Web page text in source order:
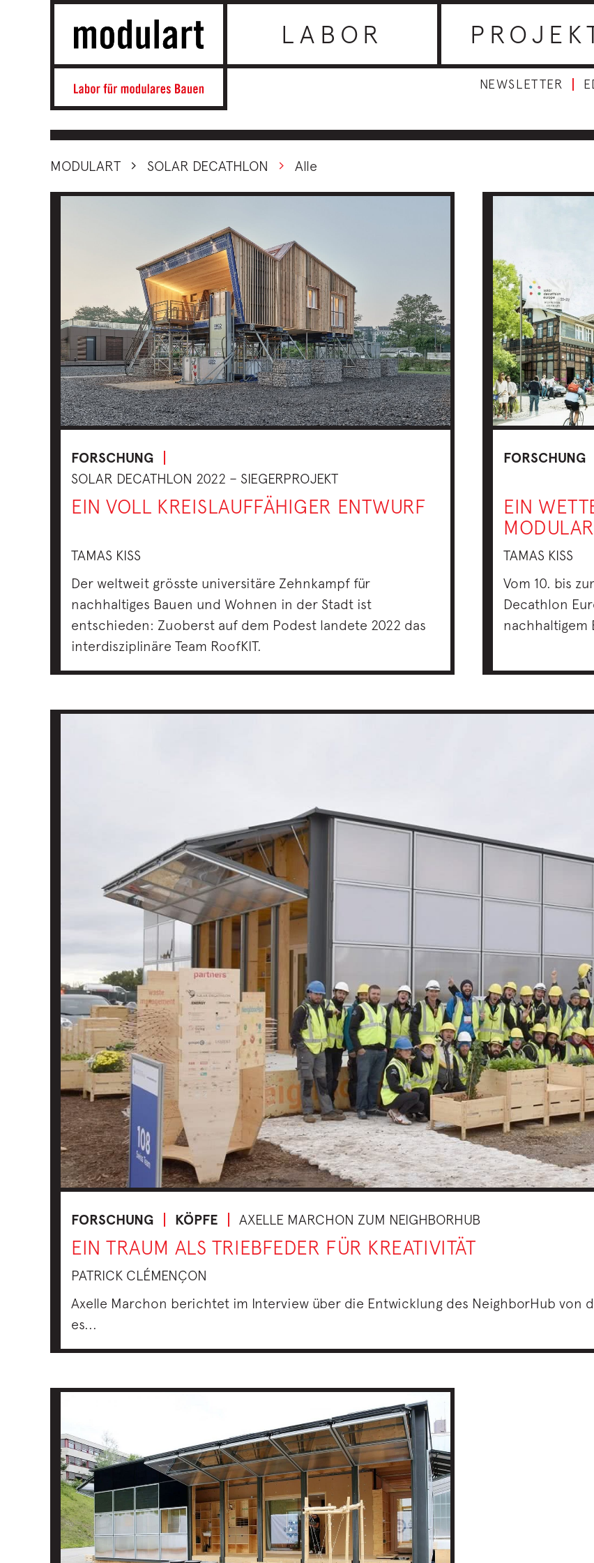
LABOR
NEWSLETTER
MODULART SOLAR DECATHLON Alle
FORSCHUNG
SOLAR DECATHLON 2022 – SIEGERPROJEKT
EIN VOLL KREISLAUFFÄHIGER ENTWURF
TAMAS KISS
Der weltweit grösste universitäre Zehnkampf für
nachhaltiges Bauen und Wohnen in der Stadt ist
entschieden: Zuoberst auf dem Podest landete 2022 das
interdisziplinäre Team RoofKIT.
FORSCHUNG
EIN
TAMAS KISS
Vom 10. bis
Decathlon
nachhaltigem
FORSCHUNG KÖPFE AXELLE MARCHON ZUM NEIGHBORHUB
EIN TRAUM ALS TRIEBFEDER FÜR KREATIVITÄT
PATRICK CLÉMENÇON
Axelle Marchon berichtet im Interview über die Entwicklung des NeighborHub von
es...